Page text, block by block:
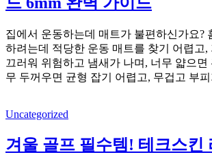
집에서 운동하는데 매트가 불편하신가요?
하려는데 적당한 운동 매트를 찾기 어렵고,
끄러워 위험하고 냄새가 나며, 너무 얇으면
무 두꺼우면 균형 잡기 어렵고, 무겁고 부
Uncategorized
겨울 골프 필수템! 테크스킨